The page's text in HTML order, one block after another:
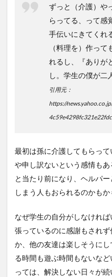
ずっと（介護）や
らってる、って感
手伝いにきてくれ
（料理を）作っ
れるし、『ありが
し。学生の僕が二
引用元：
https://
最初は孫に介護してもらっ
や申し訳ないという感情も
と当たり前になり、ヘルパ
しまう人もおられるのかもか
なぜ学生の自分がしなけれ
張っているのに感謝もされ
か、他の友達は楽しそうに
る時間も遊ぶ時間もないな
っては、解決しない日々が